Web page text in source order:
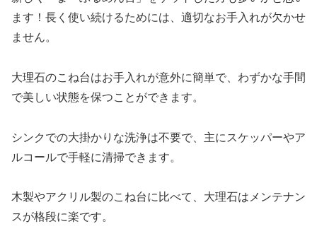
ます！長く使い続けるためには、適切なお手入れが欠かせ
ません。
大理石のこね台はお手入れが意外に簡単で、わずかな手間
で美しい状態を保つことができます。
シンクでの大掛かりな洗浄は不要で、主にスケッパーやア
ルコールで手軽に清掃できます。
木製やアクリル製のこね台に比べて、大理石はメンテナン
スが格段に楽です。